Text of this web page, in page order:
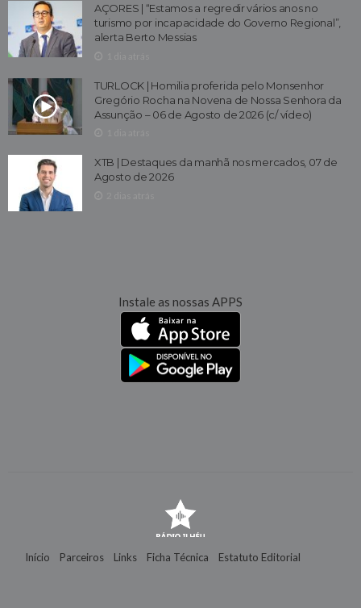
AÇORES | “Estamos a regredir vários anos no
turismo por incapacidade do Governo Regional”,
alerta Berto Messias
TURLOCK | Homilia proferida pelo Monsenhor
Gregório Rocha na Novena de Nossa Senhora da
Assunção – 06 de Agosto de 2026 (c/ vídeo)
XTB | Destaques da manhã nos mercados, 07 de
Agosto de 2026
Instale as nossas APPS
Início Parceiros Links Ficha Técnica Estatuto Editorial